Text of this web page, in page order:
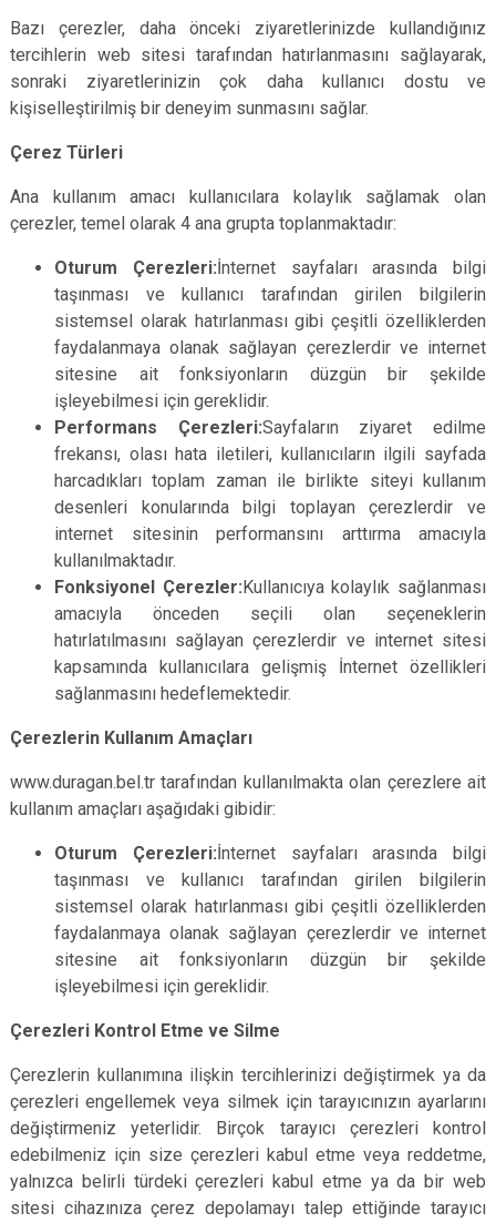
Bazı çerezler, daha önceki ziyaretlerinizde kullandığınız
tercihlerin web sitesi tarafından hatırlanmasını sağlayarak,
sonraki ziyaretlerinizin çok daha kullanıcı dostu ve
kişiselleştirilmiş bir deneyim sunmasını sağlar.
Çerez Türleri
Ana kullanım amacı kullanıcılara kolaylık sağlamak olan
çerezler, temel olarak 4 ana grupta toplanmaktadır:
Oturum Çerezleri:İnternet sayfaları arasında bilgi
taşınması ve kullanıcı tarafından girilen bilgilerin
sistemsel olarak hatırlanması gibi çeşitli özelliklerden
faydalanmaya olanak sağlayan çerezlerdir ve internet
sitesine ait fonksiyonların düzgün bir şekilde
işleyebilmesi için gereklidir.
Performans Çerezleri:Sayfaların ziyaret edilme
frekansı, olası hata iletileri, kullanıcıların ilgili sayfada
harcadıkları toplam zaman ile birlikte siteyi kullanım
desenleri konularında bilgi toplayan çerezlerdir ve
internet sitesinin performansını arttırma amacıyla
kullanılmaktadır.
Fonksiyonel Çerezler:Kullanıcıya kolaylık sağlanması
amacıyla önceden seçili olan seçeneklerin
hatırlatılmasını sağlayan çerezlerdir ve internet sitesi
kapsamında kullanıcılara gelişmiş İnternet özellikleri
sağlanmasını hedeflemektedir.
Çerezlerin Kullanım Amaçları
www.duragan.bel.tr tarafından kullanılmakta olan çerezlere ait
kullanım amaçları aşağıdaki gibidir:
Oturum Çerezleri:İnternet sayfaları arasında bilgi
taşınması ve kullanıcı tarafından girilen bilgilerin
sistemsel olarak hatırlanması gibi çeşitli özelliklerden
faydalanmaya olanak sağlayan çerezlerdir ve internet
sitesine ait fonksiyonların düzgün bir şekilde
işleyebilmesi için gereklidir.
Çerezleri Kontrol Etme ve Silme
Çerezlerin kullanımına ilişkin tercihlerinizi değiştirmek ya da
çerezleri engellemek veya silmek için tarayıcınızın ayarlarını
değiştirmeniz yeterlidir. Birçok tarayıcı çerezleri kontrol
edebilmeniz için size çerezleri kabul etme veya reddetme,
yalnızca belirli türdeki çerezleri kabul etme ya da bir web
sitesi cihazınıza çerez depolamayı talep ettiğinde tarayıcı